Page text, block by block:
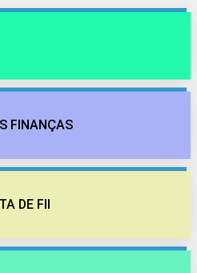
FINANÇAS
DE FII